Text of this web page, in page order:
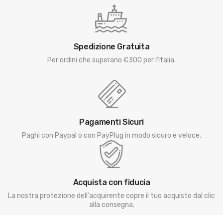
Spedizione Gratuita
Per ordini che superano €300 per l'Italia.
Pagamenti Sicuri
Paghi con Paypal o con PayPlug in modo sicuro e veloce.
Acquista con fiducia
La nostra protezione dell'acquirente copre il tuo acquisto dal clic
alla consegna.